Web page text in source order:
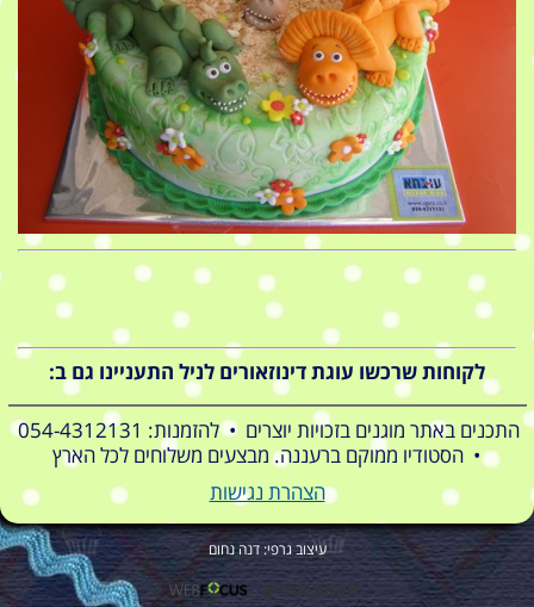
לקוחות שרכשו עוגת דינוזאורים לניל התעניינו גם ב:
התכנים באתר מוגנים בזכויות יוצרים • להזמנות: 054-4312131
• הסטודיו ממוקם ברעננה. מבצעים משלוחים לכל הארץ
הצהרת נגישות
עיצוב גרפי: דנה נחום
הקמת אתרים